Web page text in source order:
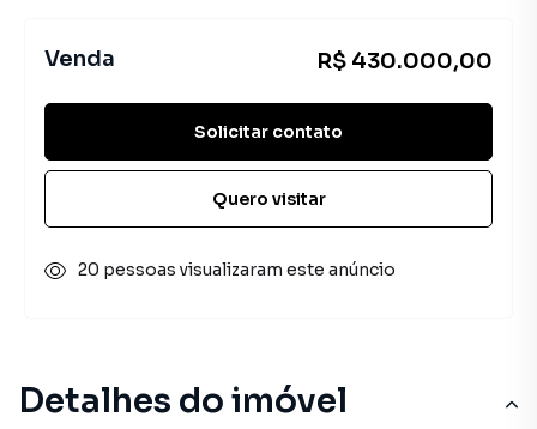
Detalhes do imóvel
Venda R$ 430.000,00
Solicitar contato
Quero visitar
20 pessoas visualizaram este anúncio